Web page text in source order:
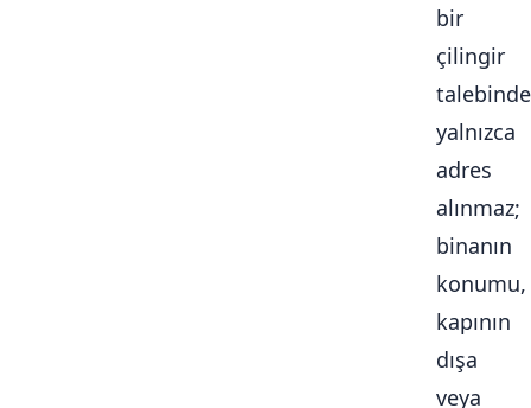
bir
çilingir
talebinde
yalnızca
adres
alınmaz;
binanın
konumu,
kapının
dışa
veya